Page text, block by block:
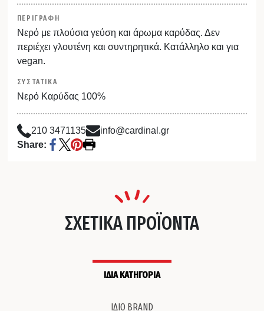
ΠΕΡΙΓΡΑΦΗ
Νερό με πλούσια γεύση και άρωμα καρύδας. Δεν
περιέχει γλουτένη και συντηρητικά. Κατάλληλο και για
vegan.
ΣΥΣΤΑΤΙΚΑ
Νερό Καρύδας 100%
210 3471135
info@cardinal.gr
Share:
ΣΧΕΤΙΚΑ ΠΡΟΪΟΝΤΑ
ΙΔΙΑ ΚΑΤΗΓΟΡΙΑ
ΙΔΙΟ BRAND